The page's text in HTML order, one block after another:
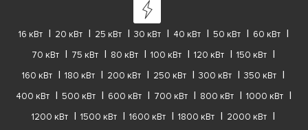
16 кВт 20 кВт 25 кВт 30 кВт 40 кВт 50 кВт
60 кВт
70 кВт
75 кВт 80 кВт 100 кВт 120 кВт
150 кВт
160 кВт
180 кВт 200 кВт 250 кВт 300 кВт
350 кВт
400 кВт
500 кВт 600 кВт 700 кВт 800 кВт
1000 кВт
1200 кВт
1500 кВт 1600 кВт 1800 кВт
2000 кВт